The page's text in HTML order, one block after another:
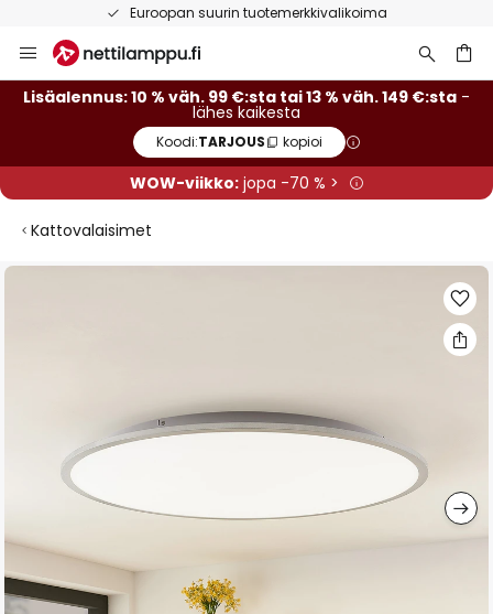
Euroopan suurin tuotemerkkivalikoima
to
Content
Lisäalennus: 10 % väh. 99 €:sta tai 13 % väh. 149 €:sta -
lähes kaikesta
Koodi:TARJOUS kopioi
WOW-viikko:jopa -70 % >
Kattovalaisimet
Skip
gallery